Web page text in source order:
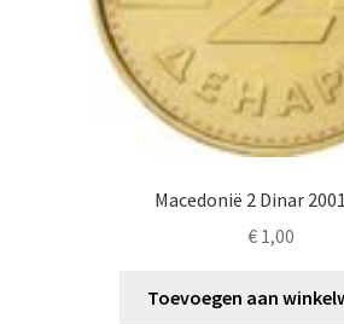
Macedonië 2 Dinar
€1,00
Toevoegen aan